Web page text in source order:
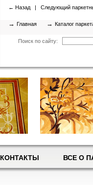
← Назад | Следующий
→ Главная → Каталог
Поиск по сайту:
КОНТАКТЫ ВСЕ О